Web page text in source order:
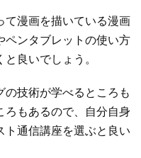
て漫画を描いている漫画
ペンタブレットの使い方
良いでしょう。
技術が学べるところも
ろもあるので、自分自身
ト通信講座を選ぶと良い